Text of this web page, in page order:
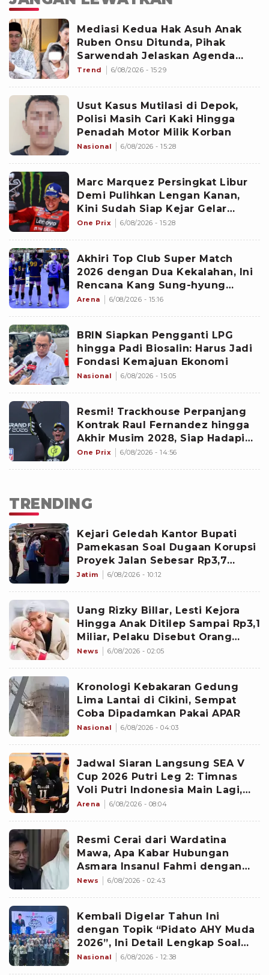
Mediasi Kedua Hak Asuh Anak
Ruben Onsu Ditunda, Pihak
Sarwendah Jelaskan Agenda
yang Seharusnya Dibahas
Trend 6/08/2026 - 15:29
Usut Kasus Mutilasi di Depok,
Polisi Masih Cari Kaki Hingga
Penadah Motor Milik Korban
Nasional 6/08/2026 - 15:28
Marc Marquez Persingkat Libur
Demi Pulihkan Lengan Kanan,
Kini Sudah Siap Kejar Gelar
MotoGP 2026 di Paruh Kedua
One Prix 6/08/2026 - 15:28
Akhiri Top Club Super Match
2026 dengan Dua Kekalahan, Ini
Rencana Kang Sung-hyung
untuk Skuad Hyundai Hillstate
Arena 6/08/2026 - 15:16
BRIN Siapkan Pengganti LPG
hingga Padi Biosalin: Harus Jadi
Fondasi Kemajuan Ekonomi
Nasional 6/08/2026 - 15:05
Resmi! Trackhouse Perpanjang
Kontrak Raul Fernandez hingga
Akhir Musim 2028, Siap Hadapi
Era Baru MotoGP 2027
One Prix 6/08/2026 - 14:56
TRENDING
Kejari Geledah Kantor Bupati
Pamekasan Soal Dugaan Korupsi
Proyek Jalan Sebesar Rp3,7
Milliar
Jatim 6/08/2026 - 10:12
Uang Rizky Billar, Lesti Kejora
Hingga Anak Ditilep Sampai Rp3,1
Miliar, Pelaku Disebut Orang
Terdekat
News 6/08/2026 - 02:05
Kronologi Kebakaran Gedung
Lima Lantai di Cikini, Sempat
Coba Dipadamkan Pakai APAR
Nasional 6/08/2026 - 04:03
Jadwal Siaran Langsung SEA V
Cup 2026 Putri Leg 2: Timnas
Voli Putri Indonesia Main Lagi,
Langsung Hadapi Vietnam
Arena 6/08/2026 - 08:04
Resmi Cerai dari Wardatina
Mawa, Apa Kabar Hubungan
Asmara Insanul Fahmi dengan
Inara Rusli?
News 6/08/2026 - 02:43
Kembali Digelar Tahun Ini
dengan Topik “Pidato AHY Muda
2026”, Ini Detail Lengkap Soal
Lomba Rakyat
Nasional 6/08/2026 - 12:38